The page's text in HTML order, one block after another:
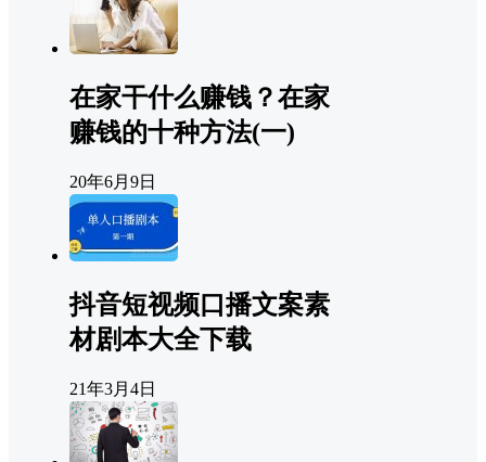
在家干什么赚钱？在家
赚钱的十种方法(一)
20年6月9日
抖音短视频口播文案素
材剧本大全下载
21年3月4日